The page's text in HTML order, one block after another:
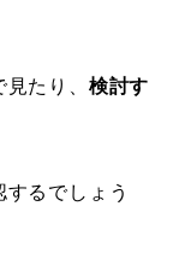
見たり、 検討す
るでしょう